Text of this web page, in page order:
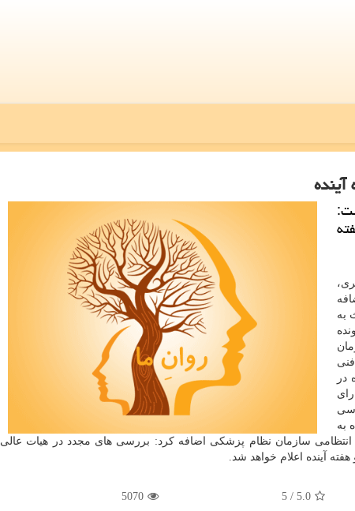
به
در
به
سازمان نظام پزشكی اضافه كرد: بررسی های مجدد در هیات عالی
آینده اعلام خواهد شد.
5.0
/ 5
5070